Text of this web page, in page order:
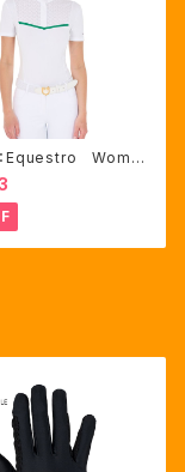
：Equestro Wome
風競技用シャツ
み（ETW00221）